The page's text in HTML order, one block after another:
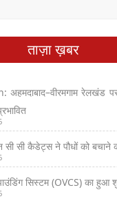
ताज़ा ख़बर
रेलखंड
सी कैडेट्स ने पौधों को बचाने
सिस्टम (OVCS) का हुआ